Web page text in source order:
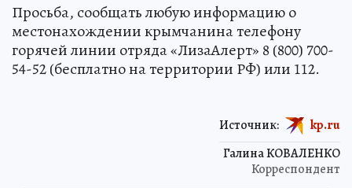
Просьба, сообщать любую информацию о
местонахождении крымчанина телефону
горячей линии отряда «ЛизаАлерт» 8 (800) 700-
54-52 (бесплатно на территории РФ) или 112.
Галина КОВАЛЕНКО
Корреспондент
Источник: kp.ru